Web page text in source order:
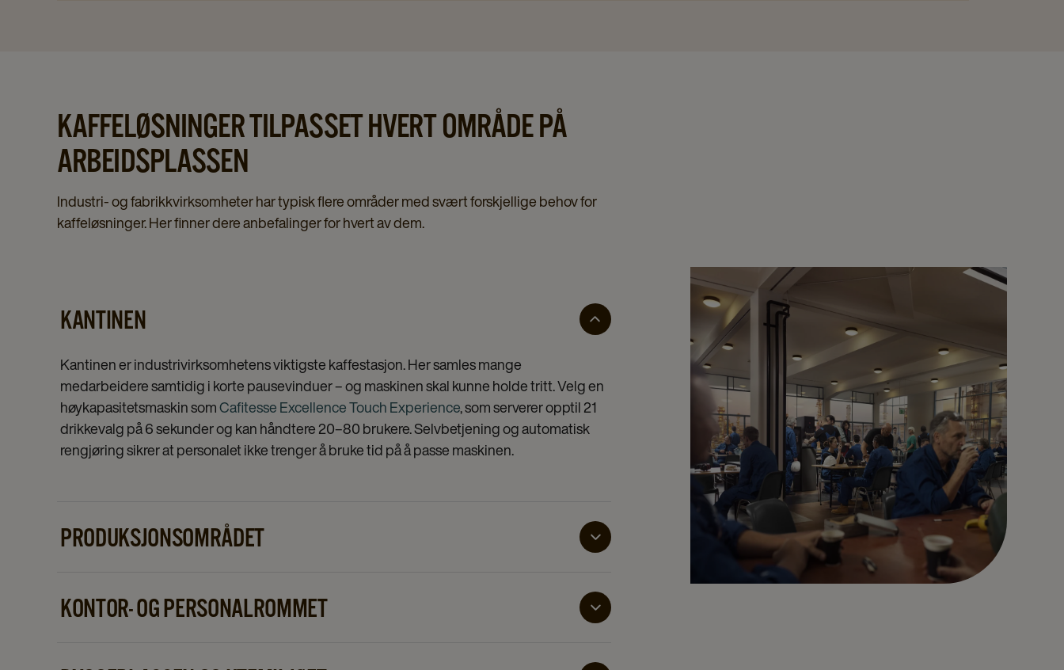
KAFFELØSNINGER TILPASSET HVERT OMRÅDE PÅ
ARBEIDSPLASSEN
Industri- og fabrikkvirksomheter har typisk flere områder med svært forskjellige behov for
kaffeløsninger. Her finner dere anbefalinger for hvert av dem.
KANTINEN
Kantinen er industrivirksomhetens viktigste kaffestasjon. Her samles mange
medarbeidere samtidig i korte pausevinduer – og maskinen skal kunne holde tritt. Velg en
høykapasitetsmaskin somCafitesse Excellence Touch Experience, som serverer opptil 21
drikkevalg på 6 sekunder og kan håndtere 20–80 brukere. Selvbetjening og automatisk
rengjøring sikrer at personalet ikke trenger å bruke tid på å passe maskinen.
PRODUKSJONSOMRÅDET
Medarbeiderne har begrensede pauser og skal raskt og enkelt kunne hente en kopp kaffe.
KONTOR- OG PERSONALROMMET